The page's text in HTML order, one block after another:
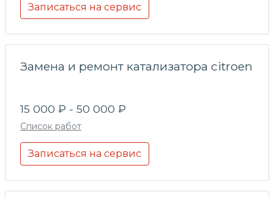
Записаться на сервис
Замена и ремонт катализатора citroen
15 000 ₽ - 50 000 ₽
Список работ
Записаться на сервис